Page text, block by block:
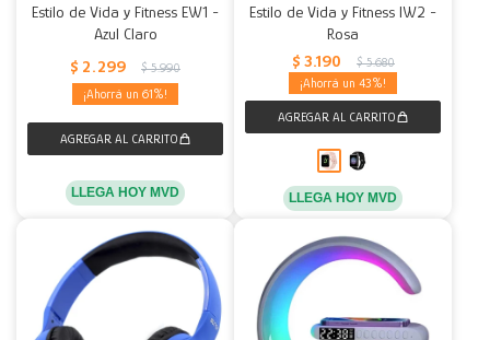
Estilo de Vida y Fitness EW1 -
Azul Claro
$ 2.299 $ 5.990
61
LLEGA HOY MVD
Estilo de Vida y Fitness IW2 -
Rosa
$ 3.190 $ 5.680
43
LLEGA HOY MVD